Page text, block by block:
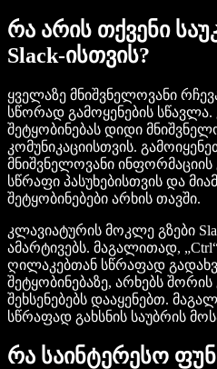
რა არის თქვენი
Slack-ისთვის?
ყველაზე მნიშვნელოვანი
სწორად გამოყენების
შეტყობინებას დიდი
კომუნიკაციისთვის.
მნიშვნელოვანი
სწრაფი პასუხებისთვის და
შეტყობინებები არხის თავში.
კლავიატურის მოკლე გზები
ამარტივებს. მაგალითად,
ღილაკებთან სწრაფად
შეტყობინებაზე, არხებს
შეხსენებებს დააყენებთ.
სწრაფად გახსნის საუბრის
რა საინტერესო